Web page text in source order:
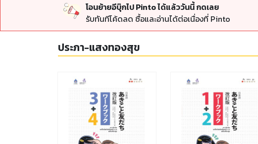
โอนย้ายอีบุ๊กไป Pinto ได้แล้ววันนี้ กดเลย
รับทันทีโค้ดลด ซื้อและอ่านได้ต่อเนื่องที่ Pinto
ประภา-แสงทองสุข